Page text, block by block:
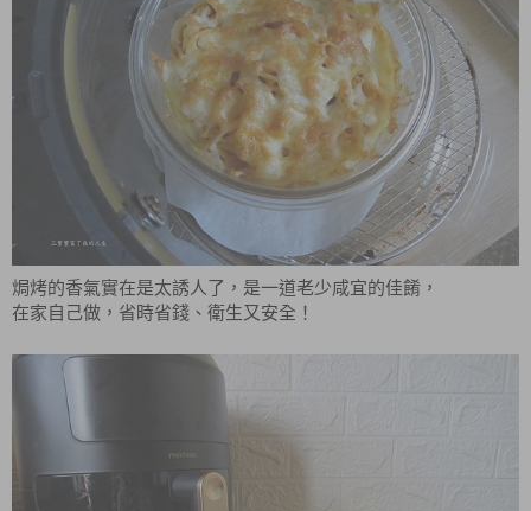
焗烤的香氣實在是太誘人了，是一道老少咸宜的佳餚，
在家自己做，省時省錢、衛生又安全！